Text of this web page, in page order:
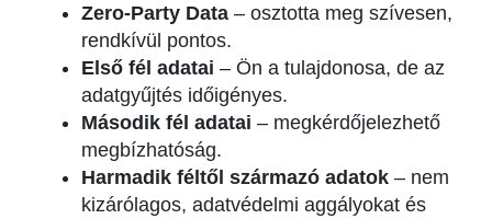
Zero-Party Data – osztotta meg szívesen,
rendkívül pontos.
Első fél adatai – Ön a tulajdonosa, de az
adatgyűjtés időigényes.
Második fél adatai – megkérdőjelezhető
megbízhatóság.
Harmadik féltől származó adatok – nem
kizárólagos, adatvédelmi aggályokat és